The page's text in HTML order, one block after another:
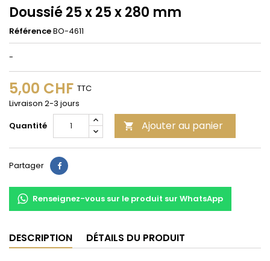
Doussié 25 x 25 x 280 mm
RéférenceBO-4611
-
5,00 CHF TTC
Livraison 2-3 jours
Quantité
 Ajouter au panier
Partager Partager
Renseignez-vous sur le produit sur WhatsApp
DESCRIPTION DÉTAILS DU PRODUIT